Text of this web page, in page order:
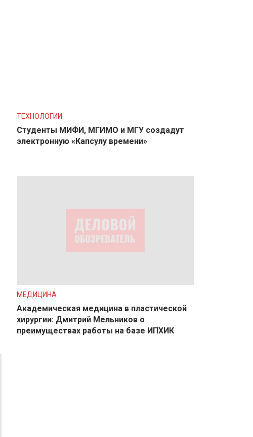
ТЕХНОЛОГИИ
Студенты МИФИ, МГИМО и МГУ создадут
электронную «Капсулу времени»
МЕДИЦИНА
Академическая медицина в пластической
хирургии: Дмитрий Мельников о
преимуществах работы на базе ИПХИК